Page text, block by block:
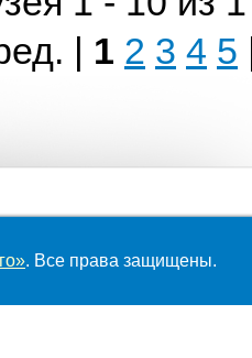
| 1 2 3 4 5
. Все права защищены.